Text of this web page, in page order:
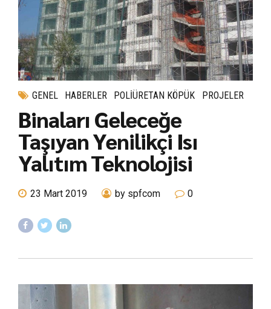
GENEL HABERLER POLIÜRETAN KÖPÜK PROJELER
Binaları Geleceğe
Taşıyan Yenilikçi Isı
Yalıtım Teknolojisi
23 Mart 2019 by spfcom 0